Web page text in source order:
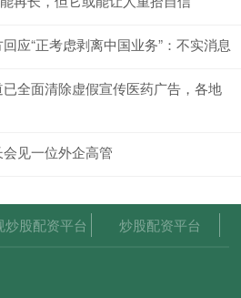
应“正考虑剥离中国业务”：不实消息
全面清除虚假宣传医药广告，各地
见一位外企高管
炒股配资平台 炒股配资平台